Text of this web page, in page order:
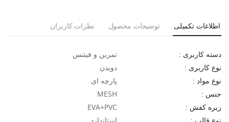
اطلاعات تکمیلی توضیحات محصول نظرات کاربران
دسته کاربری : تمرین و فیتنس
نوع کاربری : دویدن
نوع مواد : پارچه ای
جنس : MESH
زیره کفش : EVA+PVC